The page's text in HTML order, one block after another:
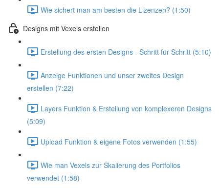
Wie sichert man am besten die Lizenzen? (1:50)
Designs mit Vexels erstellen
Erstellung des ersten Designs - Schritt für Schritt (5:10)
Anzeige Funktionen und unser zweites Design
erstellen (7:22)
Layers Funktion & Erstellung von komplexeren Designs
(5:09)
Upload Funktion & eigene Fotos verwenden (1:55)
Wie man Vexels zur Skalierung des Portfolios
verwendet (1:58)